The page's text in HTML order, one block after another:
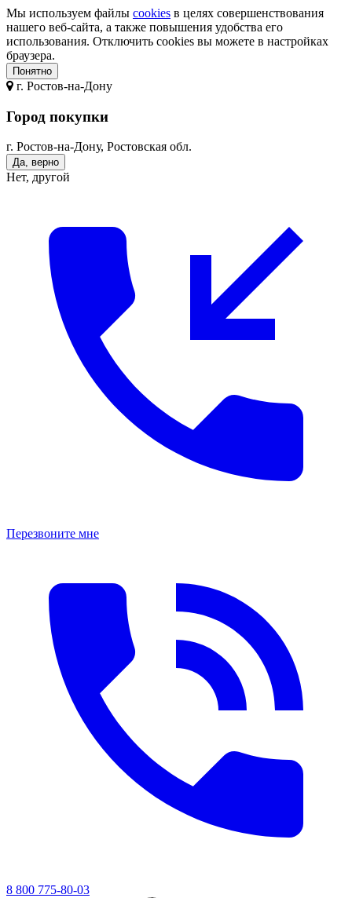
Мы используем файлы cookies в целях совершенствования
нашего веб-сайта, а также повышения удобства его
использования. Отключить cookies вы можете в настройках
браузера.
Понятно
г. Ростов-на-Дону
Город покупки
г. Ростов-на-Дону, Ростовская обл.
Да, верно
Нет, другой
Перезвоните мне
8 800 775-80-03